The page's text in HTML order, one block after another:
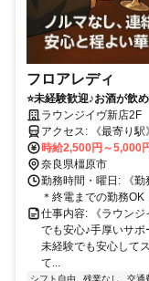
フロアレディ
⭐️未経験歓迎♪お酒が飲
迎ありだからナイトワ
＊1時間〜スタートでき
月給40万円も可能*♪ち
円からスタートしてみま
ラウンジイヴ新店2F
アクセス: 《最寄り駅》 公共交通機関：JR和歌山線『金橋駅 』 下車
より徒歩７分 ※マイカー/バイク/自転車通勤可！(駐車場有) ※自宅～
店舗、店舗～自宅無料
時給2,500円～5,000
奈良県橿原市
勤務時間・曜日: 《
＊終電までの勤務OK
仕事内容: 《ラウン
でも安心♪手厚いサ
未経験でも安心して
て...
シフト自由 残業なし 交通